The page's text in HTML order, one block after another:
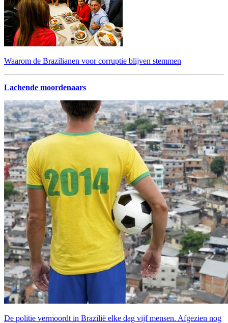
Waarom de Brazilianen voor corruptie blijven stemmen
Lachende moordenaars
De politie vermoordt in Brazilië elke dag vijf mensen. Afgezien nog